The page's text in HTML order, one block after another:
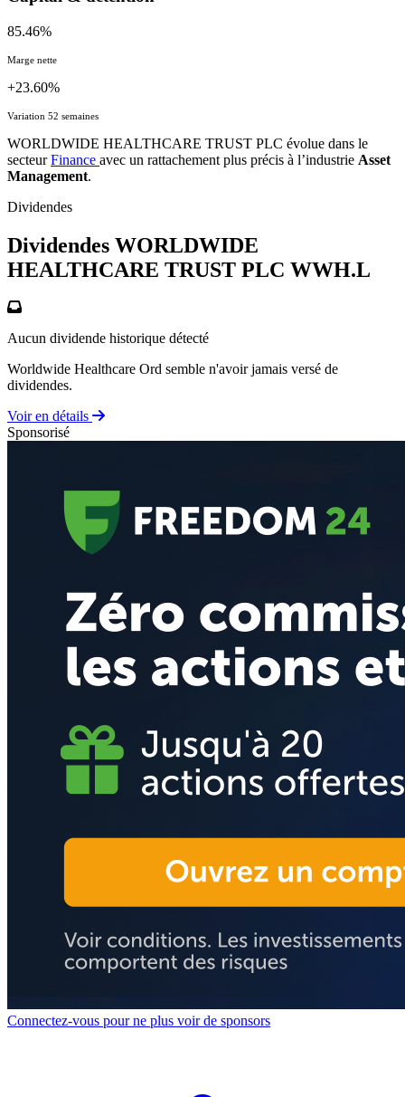
85.46%
Marge nette
+23.60%
Variation 52 semaines
WORLDWIDE HEALTHCARE TRUST PLC évolue dans le
secteurFinance avec un rattachement plus précis à l’industrie Asset
Management.
Dividendes
Dividendes WORLDWIDE
HEALTHCARE TRUST PLC WWH.L
Aucun dividende historique détecté
Worldwide Healthcare Ord semble n'avoir jamais versé de
dividendes.
Voir en détails
Sponsorisé
Connectez-vous pour ne plus voir de sponsors